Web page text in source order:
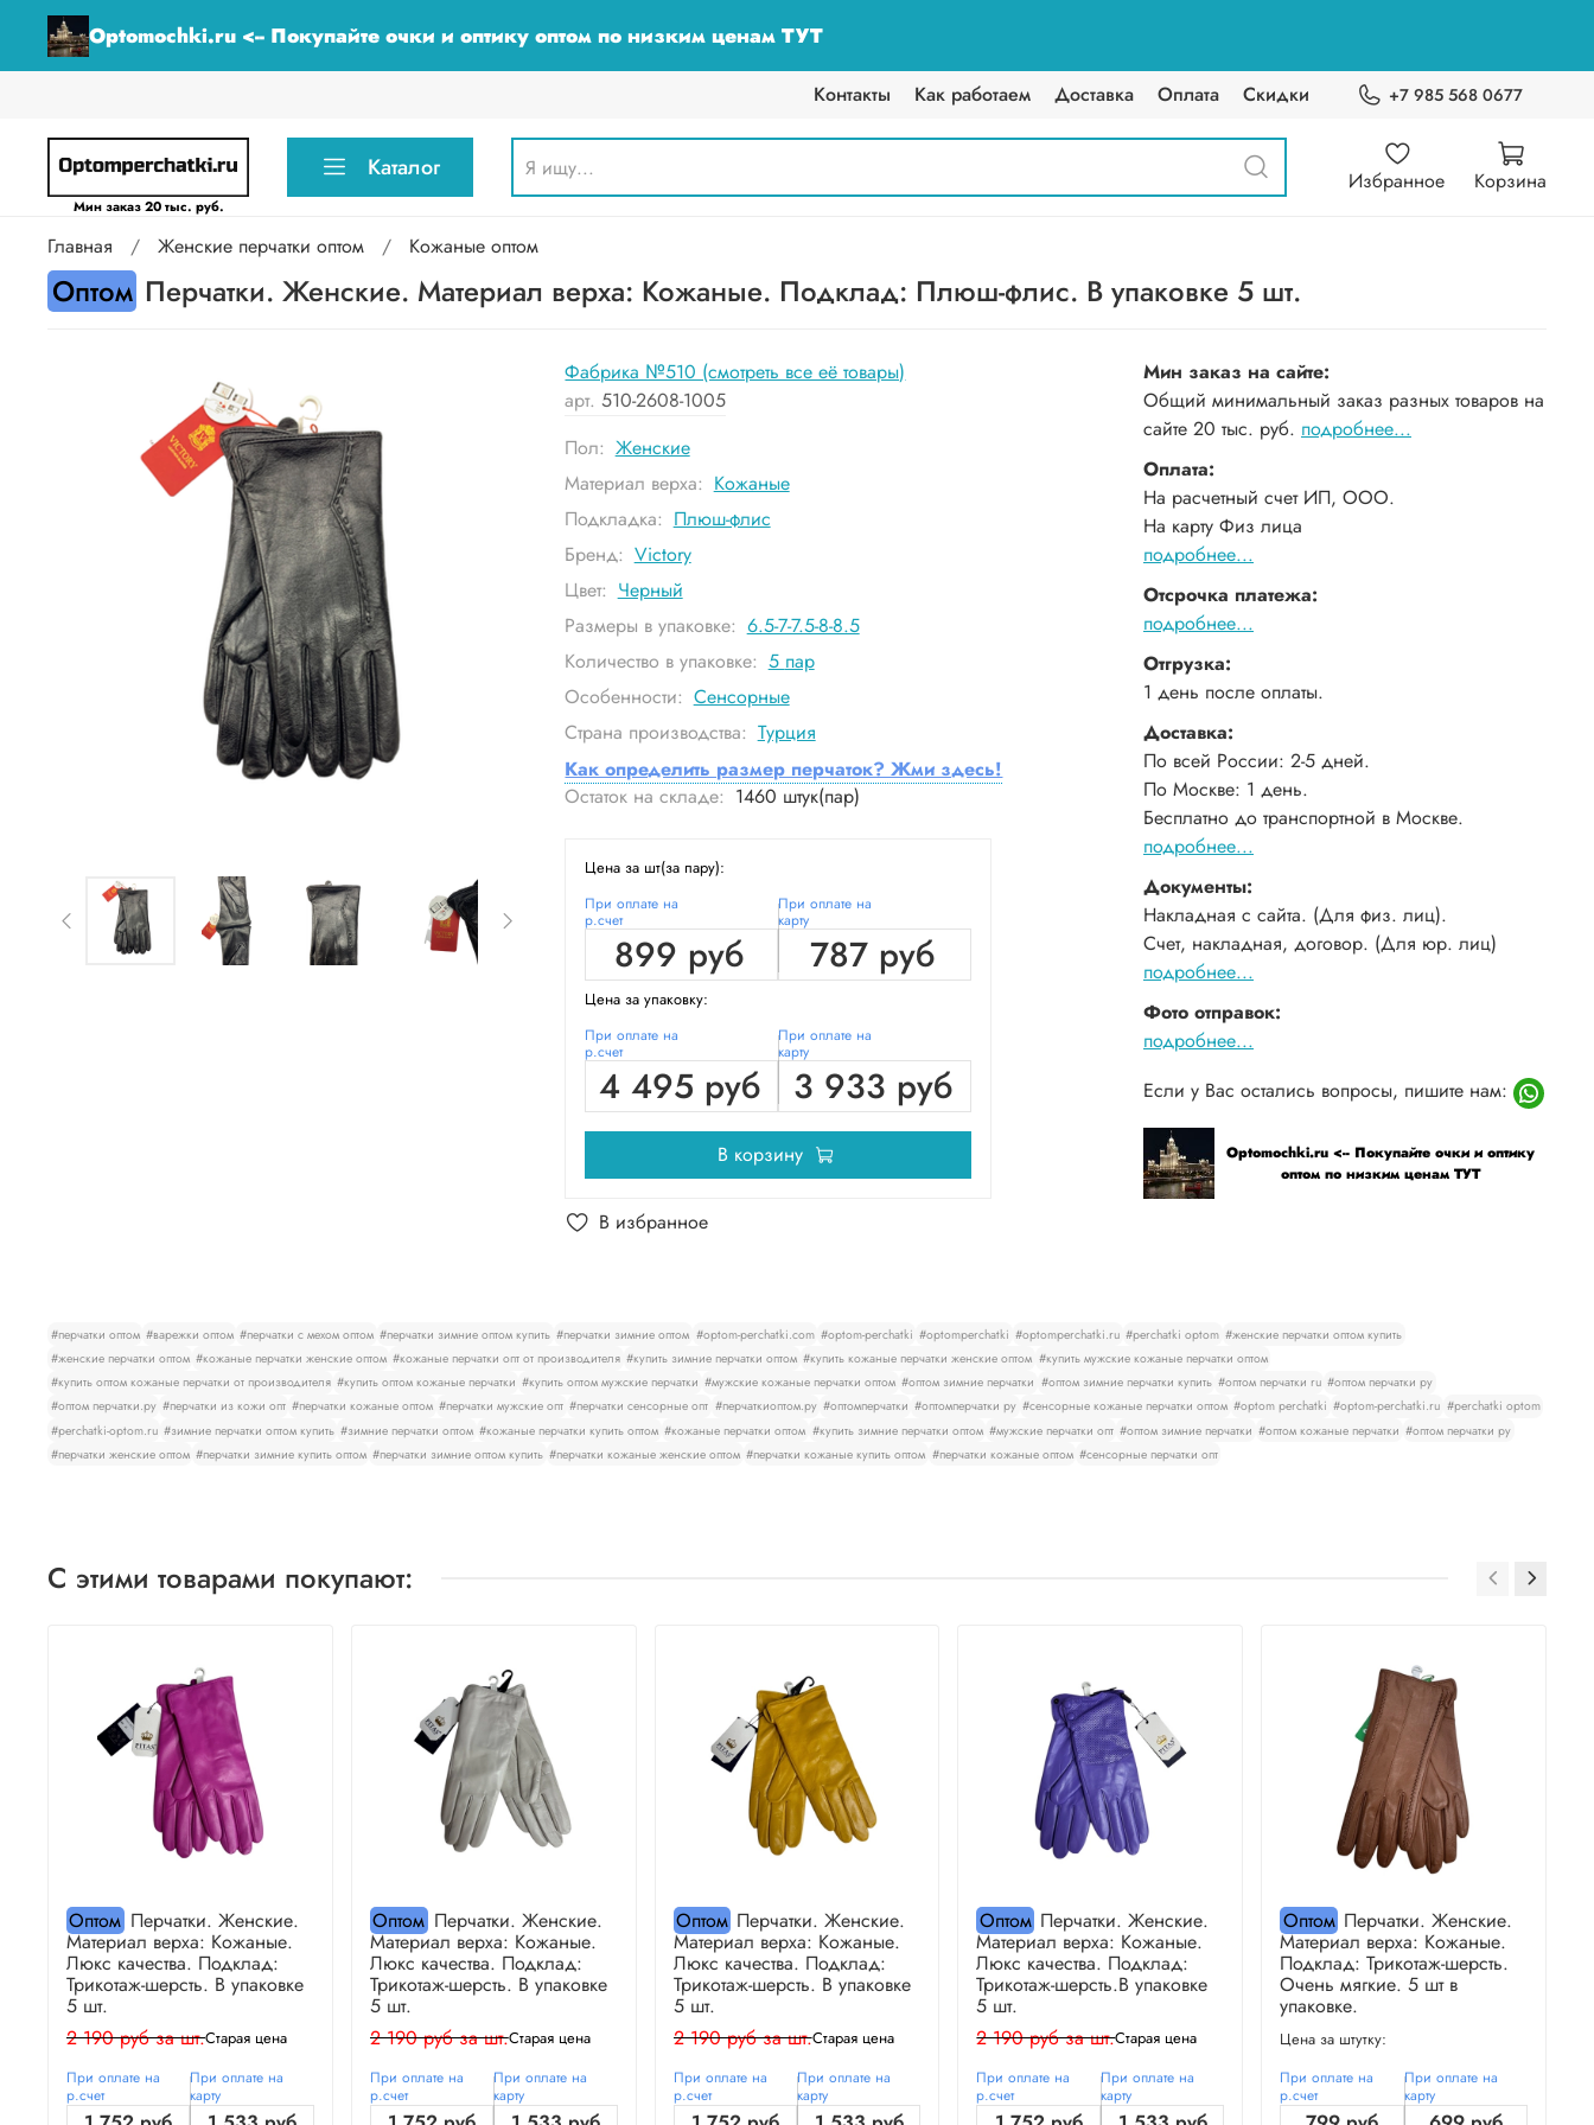
Optomochki.ru <-- Покупайте очки и оптику оптом по низким ценам ТУТ
Контакты Как работаем Доставка Оплата Скидки +7 985 568 0677
Мин заказ 20 тыс. руб.
Каталог Избранное Корзина
Главная Женские перчатки оптом Кожаные оптом
Оптом Перчатки. Женские. Материал верха: Кожаные. Подклад: Плюш-флис. В упаковке 5 шт.
Фабрика №510 (смотреть все её товары)
арт.510-2608-1005
Пол: Женские
Материал верха: Кожаные
Подкладка: Плюш-флис
Бренд: Victory
Цвет: Черный
Размеры в упаковке: 6.5-7-7.5-8-8.5
Количество в упаковке: 5 пар
Особенности: Сенсорные
Страна производства: Турция
Как определить размер перчаток? Жми здесь!
Остаток на складе: 1460 штук(пар)
Цена за шт(за пару):
При оплате на
р.счет
899 руб
При оплате на
карту
787 руб
Цена за упаковку:
При оплате на
р.счет
4 495 руб
При оплате на
карту
3 933 руб
В корзину
В избранное
Мин заказ на сайте:
Общий минимальный заказ разных товаров на
сайте 20 тыс. руб. подробнее...
Оплата:
На расчетный счет ИП, ООО.
На карту Физ лица
подробнее...
Отсрочка платежа:
подробнее...
Отгрузка:
1 день после оплаты.
Доставка:
По всей России: 2-5 дней.
По Москве: 1 день.
Бесплатно до транспортной в Москве.
подробнее...
Документы:
Накладная с сайта. (Для физ. лиц).
Счет, накладная, договор. (Для юр. лиц)
подробнее...
Фото отправок:
подробнее...
Если у Вас остались вопросы, пишите нам:
Optomochki.ru <-- Покупайте очки и оптику
оптом по низким ценам ТУТ
#перчатки оптом #варежки оптом #перчатки с мехом оптом #перчатки зимние оптом купить #перчатки зимние оптом #optom-perchatki.com #optom-perchatki #optomperchatki #optomperchatki.ru #perchatki optom #женские перчатки оптом купить
#женские перчатки оптом #кожаные перчатки женские оптом #кожаные перчатки опт от производителя #купить зимние перчатки оптом #купить кожаные перчатки женские оптом #купить мужские кожаные перчатки оптом
#купить оптом кожаные перчатки от производителя #купить оптом кожаные перчатки #купить оптом мужские перчатки #мужские кожаные перчатки оптом #оптом зимние перчатки #оптом зимние перчатки купить #оптом перчатки ru #оптом перчатки ру
#оптом перчатки.ру #перчатки из кожи опт #перчатки кожаные оптом #перчатки мужские опт #перчатки сенсорные опт #перчаткиоптом.ру #оптомперчатки #оптомперчатки ру #сенсорные кожаные перчатки оптом #optom perchatki #optom-perchatki.ru #perchatki optom
#perchatki-optom.ru #зимние перчатки оптом купить #зимние перчатки оптом #кожаные перчатки купить оптом #кожаные перчатки оптом #купить зимние перчатки оптом #мужские перчатки опт #оптом зимние перчатки #оптом кожаные перчатки #оптом перчатки ру
#перчатки женские оптом #перчатки зимние купить оптом #перчатки зимние оптом купить #перчатки кожаные женские оптом #перчатки кожаные купить оптом #перчатки кожаные оптом #сенсорные перчатки опт
С этими товарами покупают:
ОптомПерчатки. Женские.
Материал верха: Кожаные.
Люкс качества. Подклад:
Трикотаж-шерсть. В упаковке
5 шт.
2 190 руб за шт.Старая цена
При оплате на
р.счет
При оплате на
карту
ОптомПерчатки. Женские.
Материал верха: Кожаные.
Люкс качества. Подклад:
Трикотаж-шерсть. В упаковке
5 шт.
2 190 руб за шт.Старая цена
При оплате на
р.счет
При оплате на
карту
Оптом Перчатки. Женские.
Материал верха: Кожаные.
Люкс качества. Подклад:
Трикотаж-шерсть. В упаковке
5 шт.
2 190 руб за шт.Старая цена
При оплате на
р.счет
При оплате на
карту
Оптом Перчатки. Женские.
Материал верха: Кожаные.
Люкс качества. Подклад:
Трикотаж-шерсть.В упаковке
5 шт.
2 190 руб за шт.Старая цена
При оплате на
р.счет
При оплате на
карту
ОптомПерчатки. Женские.
Материал верха: Кожаные.
Подклад: Трикотаж-шерсть.
Очень мягкие. 5 шт в
упаковке.
Цена за штутку:
При оплате на
р.счет
При оплате на
карту